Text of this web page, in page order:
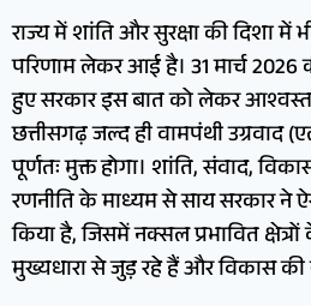
राज्य में शांति और सुरक्षा की दिशा में
परिणाम लेकर आई है। 31 मार्च
हुए सरकार इस बात को लेकर आश्वस्त
छत्तीसगढ़ जल्द ही वामपंथी उग्रवाद
पूर्णतः मुक्त होगा। शांति, संवाद,
रणनीति के माध्यम से साय सरकार ने
किया है, जिसमें नक्सल प्रभावित
मुख्यधारा से जुड़ रहे हैं और विकास की